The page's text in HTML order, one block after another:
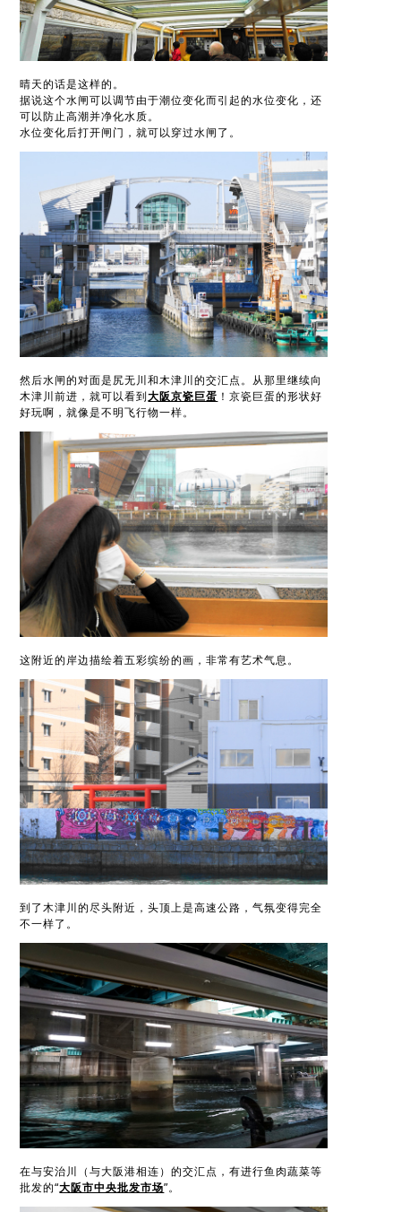
晴天的话是这样的。
据说这个水闸可以调节由于潮位变化而引起的水位变化，还
可以防止高潮并净化水质。
水位变化后打开闸门，就可以穿过水闸了。
然后水闸的对面是尻无川和木津川的交汇点。从那里继续向
木津川前进，就可以看到大阪京瓷巨蛋 ！京瓷巨蛋的形状好
好玩啊，就像是不明飞行物一样。
这附近的岸边描绘着五彩缤纷的画，非常有艺术气息。
到了木津川的尽头附近，头顶上是高速公路，气氛变得完全
不一样了。
在与安治川（与大阪港相连）的交汇点，有进行鱼肉蔬菜等
批发的“大阪市中央批发市场”。